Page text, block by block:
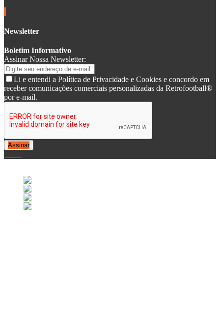
Newsletter
Boletim Informativo
Assinar Nossa Newsletter:
Li e entendi a Política de Privacidade e Cookies e concordo em
receber comunicações comerciais personalizadas da Retrofootball®
por e-mail.
Assinar